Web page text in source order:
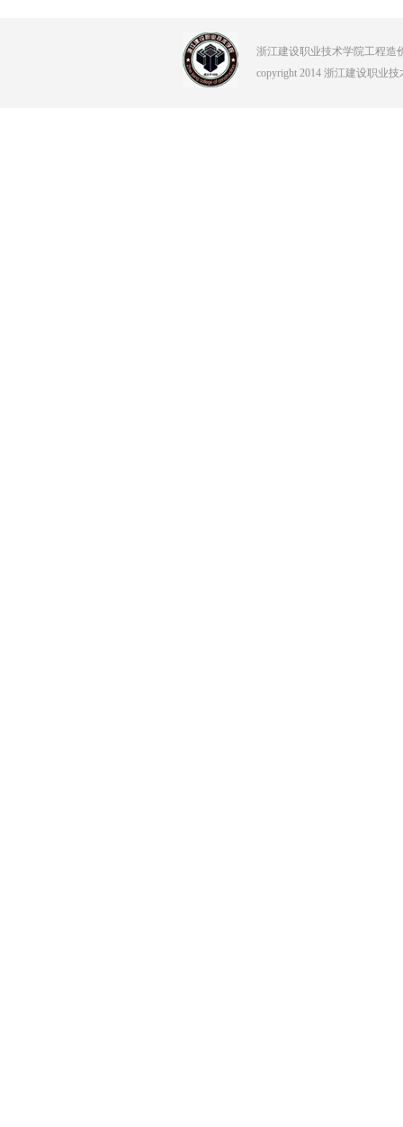
浙江建设职业技术学院工程造
copyright 2014 浙江建设职业